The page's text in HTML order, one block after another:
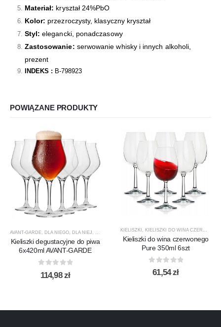
Materiał: kryształ 24%PbO
Kolor: przezroczysty, klasyczny kryształ
Styl: elegancki, ponadczasowy
Zastosowanie: serwowanie whisky i innych alkoholi,
prezent
INDEKS : B-798923
POWIĄZANE PRODUKTY
AVANT-GARDE, DLA NIEGO, DLA NIEJ , KIELISZKI KIELISZKI DO PIWA, KROSNO GLASS ,
Kieliszki degustacyjne do piwa
6x420ml AVANT-GARDE
out of 5
114,98zł
KIELISZKI KIELISZKI DO WINA CZERWONEGO
Kieliszki do wina czerwonego
Pure 350ml 6szt
out of 5
61,54zł